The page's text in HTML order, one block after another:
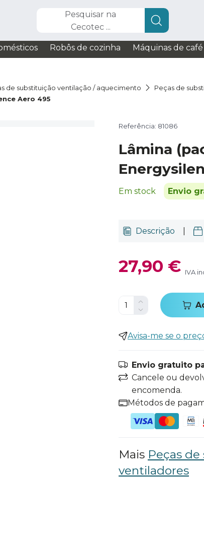
Pesquisar na
Cecotec ...
Robôs de cozinha Máquinas de
de substituição ventilação / aquecimento
Peças de
Aero 495
Referência: 81086
Lâmina
Em stock Envio
Descrição
27,90 € IVA
Avisa-me se o
Envio gratuito
Cancele ou
encomenda.
Métodos de
Mais Peças
ventiladores